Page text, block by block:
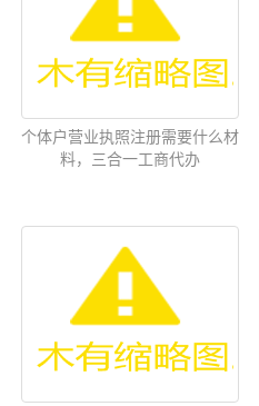
个体户营业执照注册需要什么材
料，三合一工商代办